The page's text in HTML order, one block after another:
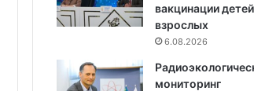
вакцинации
взрослых
6.08.2026
мониторинг